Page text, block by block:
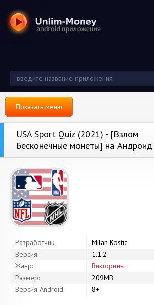
Показать меню
USA Sport Quiz (2021) - [Взлом
Бесконечные монеты] на Андроид
Разработчик:
Milan Kostic
Версия:
1.1.2
Жанр:
Викторины
Размер:
209MB
Версия Android:
8+